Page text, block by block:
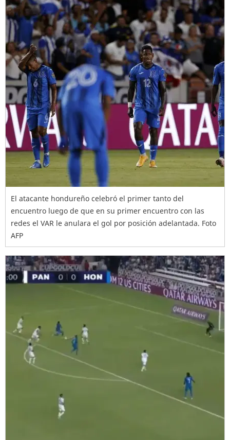
El atacante hondureño celebró el primer tanto del
encuentro luego de que en su primer encuentro con las
redes el VAR le anulara el gol por posición adelantada. Foto
AFP